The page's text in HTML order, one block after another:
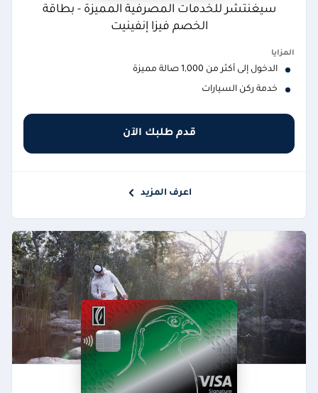
سيغنتشر للخدمات المصرفية المميزة - بطاقة
الخصم فيزا إنفينيت
المزايا
الدخول إلى أكثر من 1,000 صالة مميزة
خدمة ركن السيارات
قدم طلبك الآن
اعرف المزيد